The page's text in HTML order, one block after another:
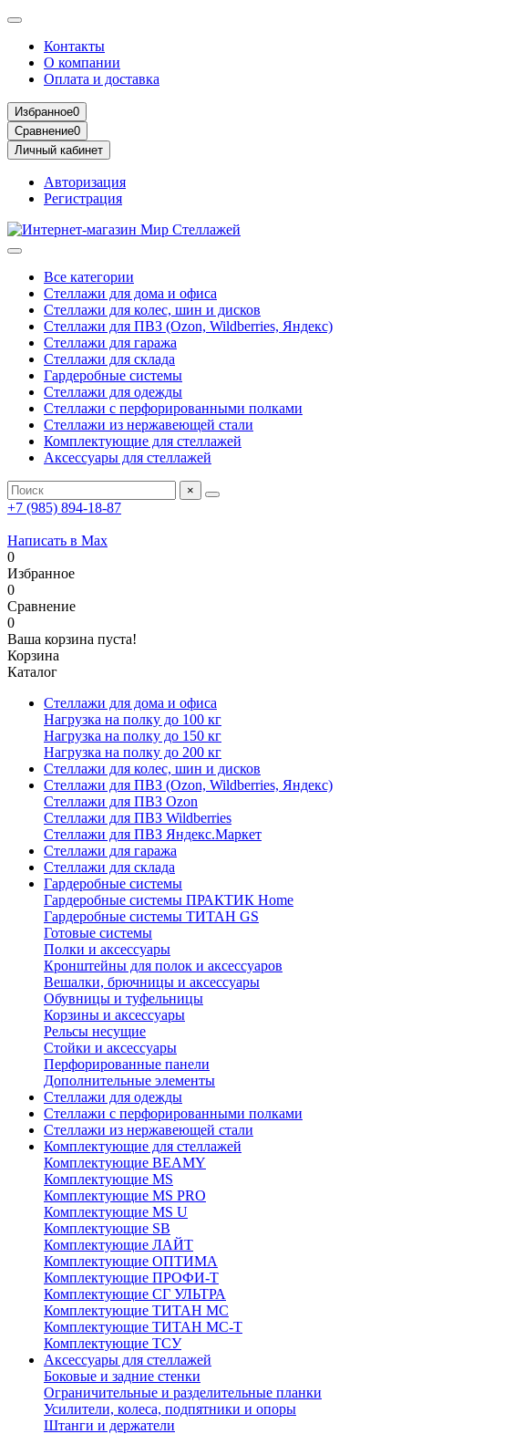
Контакты
О компании
Оплата и доставка
Избранное0
Сравнение0
Личный кабинет
Авторизация
Регистрация
Все категории
Стеллажи для дома и офиса
Стеллажи для колес, шин и дисков
Стеллажи для ПВЗ (Ozon, Wildberries, Яндекс)
Стеллажи для гаража
Стеллажи для склада
Гардеробные системы
Стеллажи для одежды
Стеллажи с перфорированными полками
Стеллажи из нержавеющей стали
Комплектующие для стеллажей
Аксессуары для стеллажей
×
+7 (985) 894-18-87
Написать в Max
0
Избранное
0
Сравнение
0
Ваша корзина пуста!
Корзина
Каталог
Стеллажи для дома и офиса
Нагрузка на полку до 100 кг
Нагрузка на полку до 150 кг
Нагрузка на полку до 200 кг
Стеллажи для колес, шин и дисков
Стеллажи для ПВЗ (Ozon, Wildberries, Яндекс)
Стеллажи для ПВЗ Ozon
Стеллажи для ПВЗ Wildberries
Стеллажи для ПВЗ Яндекс.Маркет
Стеллажи для гаража
Стеллажи для склада
Гардеробные системы
Гардеробные системы ПРАКТИК Home
Гардеробные системы ТИТАН GS
Готовые системы
Полки и аксессуары
Кронштейны для полок и аксессуаров
Вешалки, брючницы и аксессуары
Обувницы и туфельницы
Корзины и аксессуары
Рельсы несущие
Стойки и аксессуары
Перфорированные панели
Дополнительные элементы
Стеллажи для одежды
Стеллажи с перфорированными полками
Стеллажи из нержавеющей стали
Комплектующие для стеллажей
Комплектующие BEAMY
Комплектующие MS
Комплектующие MS PRO
Комплектующие MS U
Комплектующие SB
Комплектующие ЛАЙТ
Комплектующие ОПТИМА
Комплектующие ПРОФИ-Т
Комплектующие СГ УЛЬТРА
Комплектующие ТИТАН МС
Комплектующие ТИТАН МС-Т
Комплектующие ТСУ
Аксессуары для стеллажей
Боковые и задние стенки
Ограничительные и разделительные планки
Усилители, колеса, подпятники и опоры
Штанги и держатели